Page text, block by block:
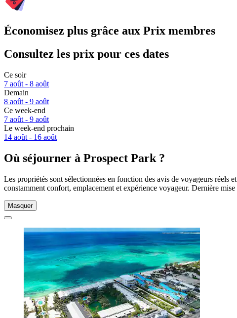
Économisez plus grâce aux Prix membres
Consultez les prix pour ces dates
Ce soir
7 août - 8 août
Demain
8 août - 9 août
Ce week-end
7 août - 9 août
Le week-end prochain
14 août - 16 août
Où séjourner à Prospect Park ?
Les propriétés sont sélectionnées en fonction des avis de voyageurs réels
constamment confort, emplacement et expérience voyageur. Dernière
Masquer